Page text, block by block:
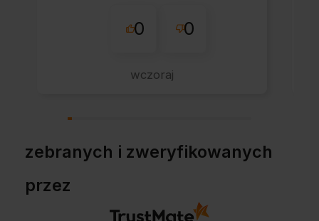
sklepu nie pierwszy
wszystko perfekt.
0 0
wczoraj
zebranych i zweryfikowanych
przez